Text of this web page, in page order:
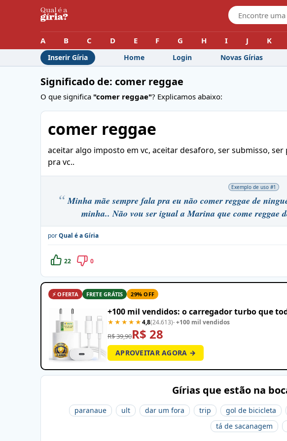
A B C D E F G H I J K
Inserir Gíria Home Login Novas Gírias
Significado de: comer reggae
O que significa "comer reggae"? Explicamos abaixo:
comer reggae
aceitar algo imposto em vc, aceitar desaforo, ser submisso,
pra vc..
Exemplo de uso #1
Minha mãe sempre fala pra eu não comer reggae de
minha.. Não vou ser igual a Marina que come reggae
porQual é a Gíria
22 0
⚡ OFERTA FRETE GRÁTIS 29% OFF
+100 mil vendidos: o carregador turbo que
★★★★★4,8(24.613)· +100 mil vendidos
R$ 39,90R$ 28
APROVEITAR AGORA →
Gírias que estão na
paranaue ult dar um fora trip gol de bicicleta
tá de sacanagem